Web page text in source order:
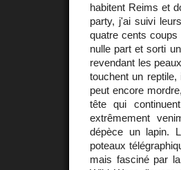
habitent Reims et
party, j'ai suivi
quatre cents
nulle part et sorti
revendant les
touchent un
peut encore
tête qui
extrêmement
dépèce un lapin.
poteaux
mais fasciné par